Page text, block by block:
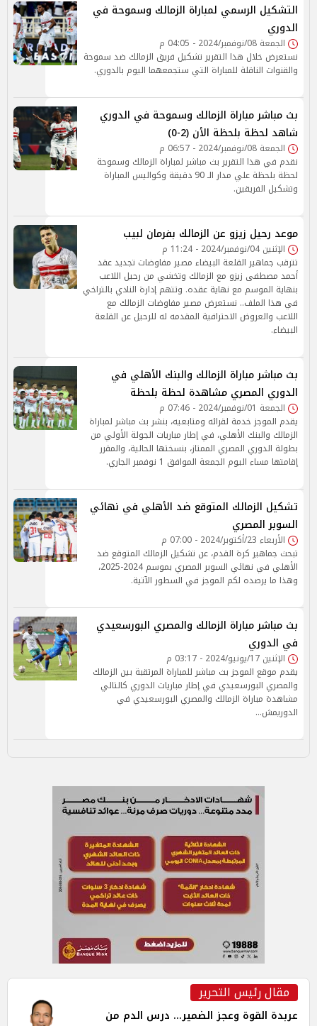
التشكيل الرسمي لمباراة الزمالك وسموحة في
الدوري
الجمعة 08/نوفمبر/2024 - 04:05 م
نستعرض خلال هذا التقرير تشكيل فريق الزمالك ضد سموحة
والقنوات الناقلة للمباراة التي ستجمعهما اليوم بالدوري.
بث مباشر مباراة الزمالك وسموحة في الدوري
شاهد لحظة بلحظة الأن (2-0)
الجمعة 08/نوفمبر/2024 - 06:57 م
نقدم في هذا التقرير بث مباشر لمباراة الزمالك وسموحة
لحظة بلحظة علي مدار الـ 90 دقيقة وكواليس المباراة
وتشكيل الفريقين.
موعد رحيل زيزو عن الزمالك بفرمان لبيب
الإثنين 04/نوفمبر/2024 - 11:24 م
تترقب جماهير القلعة البيضاء مصير مفاوضات تجديد عقد
أحمد مصطفى زيزو مع الزمالك وتخشي من رحيل اللاعب
بنهاية الموسم مع نهاية عقده. وتتهم إدارة النادي بالتراخي
في هذا الملف.. نستعرض مصير مفاوضات الزمالك مع
اللاعب والعروض الاحترافية المقدمه له للرحيل عن القلعة
البيضاء.
بث مباشر مباراة الزمالك والبنك الأهلي في
الدوري المصري مشاهدة لحظة بلحظة
الجمعة 01/نوفمبر/2024 - 07:46 م
يقدم الموجز خدمة لقرائه ومتابعيه، بنشر بث مباشر لمباراة
الزمالك والبنك الأهلي، في إطار مباريات الجولة الأولي من
بطولة الدوري المصري الممتاز، بنسختها الحالية، والمقرر
إقامتها مساء اليوم الجمعة الموافق 1 نوفمبر الجاري.
تشكيل الزمالك المتوقع ضد الأهلي في نهائي
السوبر المصري
الأربعاء 23/أكتوبر/2024 - 07:00 م
تبحث جماهير كرة القدم، عن تشكيل الزمالك المتوقع ضد
الأهلي في نهائي السوبر المصري بموسم 2024-2025،
وهذا ما يرصده لكم الموجز في السطور الآتية.
بث مباشر مباراة الزمالك والمصري البورسعيدي
في الدوري
الإثنين 17/يونيو/2024 - 03:17 م
يقدم موقع الموجز بث مباشر للمباراة المرتقبة بين الزمالك
والمصري البورسعيدي في إطار مباريات الدوري كالتالي
مشاهدة مباراة الزمالك والمصري البورسعيدي في
الدوريمش…
مقال رئيس التحرير
عربدة القوة وعجز الضمير... درس الدم من